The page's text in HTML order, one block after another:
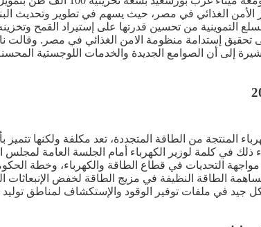
الأمن الغذائي في مصر، حيث يسهم في تطوير وتحديث
التموينية من تحسين قدرتها على إستيراد القمح
إستدامة منظومة الامن الغذائي في مصر. وقالت
إلى أن الصوامع الجديدة والخدمات اللوجستية
ذلك في كلمة لوزير الكهرباء أمام الجلسة العامة
التحديات في قطاع الطاقة والكهرباء، وخطة الحكومة
الطاقة النظيفة في مزيج الطاقة لخفض الإنبعاثات
جيد في ملفات توفير الوقود والإستكشاف لمناطق